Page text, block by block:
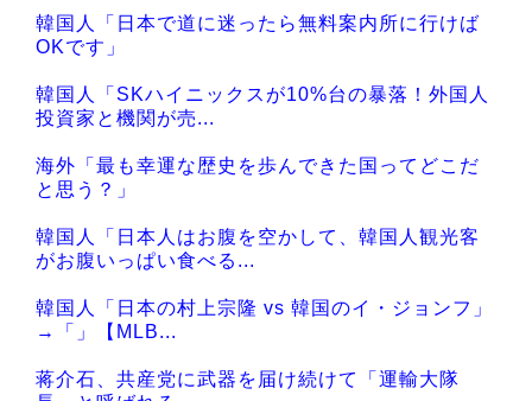
韓国人「日本で道に迷ったら無料案内所に行けば
OKです」
韓国人「SKハイニックスが10%台の暴落！外国人
投資家と機関が売...
海外「最も幸運な歴史を歩んできた国ってどこだ
と思う？」
韓国人「日本人はお腹を空かして、韓国人観光客
がお腹いっぱい食べる...
韓国人「日本の村上宗隆 vs 韓国のイ・ジョンフ」
→「」【MLB...
蒋介石、共産党に武器を届け続けて「運輸大隊